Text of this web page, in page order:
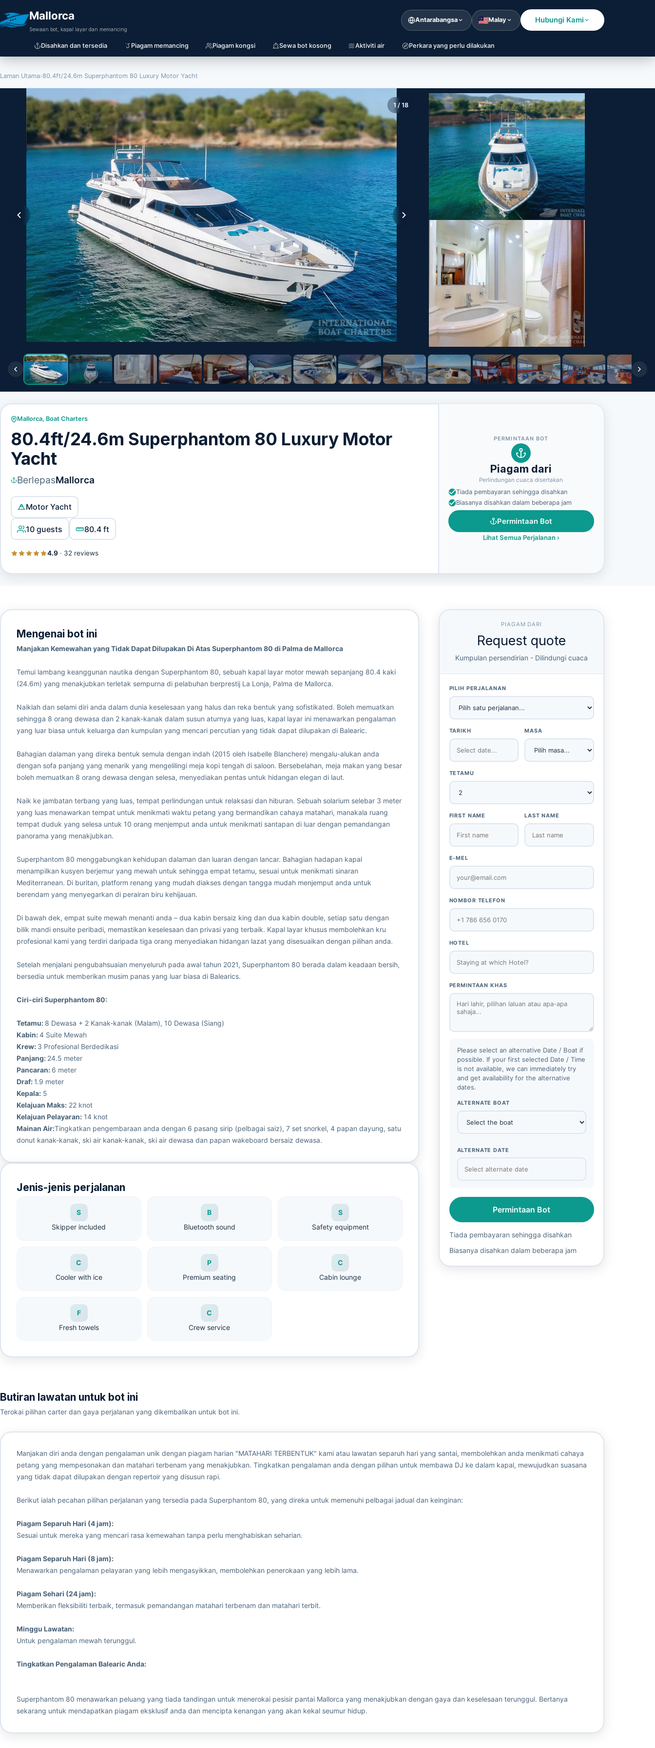
Mallorca
Sewaan bot, kapal layar dan memancing
Antarabangsa Malay Hubungi Kami
Disahkan dan tersedia Piagam memancing Piagam kongsi Sewa bot kosong Aktiviti air Perkara yang perlu dilakukan
Laman Utama›80.4ft/24.6m Superphantom 80 Luxury Motor Yacht
1 /18
Mallorca, Boat Charters
80.4ft/24.6m Superphantom 80 Luxury Motor
Yacht
BerlepasMallorca
Motor Yacht
10 guests 80.4 ft
4.9· 32 reviews
PERMINTAAN BOT
Piagam dari
Perlindungan cuaca disertakan
Tiada pembayaran sehingga disahkan
Biasanya disahkan dalam beberapa jam
Permintaan Bot
Lihat Semua Perjalanan›
Mengenai bot ini
Manjakan Kemewahan yang Tidak Dapat Dilupakan Di Atas Superphantom 80 di Palma de Mallorca
Temui lambang keanggunan nautika dengan Superphantom 80, sebuah kapal layar motor mewah sepanjang 80.4 kaki
(24.6m) yang menakjubkan terletak sempurna di pelabuhan berprestij La Lonja, Palma de Mallorca.
Naiklah dan selami diri anda dalam dunia keselesaan yang halus dan reka bentuk yang sofistikated. Boleh memuatkan
sehingga 8 orang dewasa dan 2 kanak-kanak dalam susun aturnya yang luas, kapal layar ini menawarkan pengalaman
yang luar biasa untuk keluarga dan kumpulan yang mencari percutian yang tidak dapat dilupakan di Balearic.
Bahagian dalaman yang direka bentuk semula dengan indah (2015 oleh Isabelle Blanchere) mengalu-alukan anda
dengan sofa panjang yang menarik yang mengelilingi meja kopi tengah di saloon. Bersebelahan, meja makan yang besar
boleh memuatkan 8 orang dewasa dengan selesa, menyediakan pentas untuk hidangan elegan di laut.
Naik ke jambatan terbang yang luas, tempat perlindungan untuk relaksasi dan hiburan. Sebuah solarium selebar 3 meter
yang luas menawarkan tempat untuk menikmati waktu petang yang bermandikan cahaya matahari, manakala ruang
tempat duduk yang selesa untuk 10 orang menjemput anda untuk menikmati santapan di luar dengan pemandangan
panorama yang menakjubkan.
Superphantom 80 menggabungkan kehidupan dalaman dan luaran dengan lancar. Bahagian hadapan kapal
menampilkan kusyen berjemur yang mewah untuk sehingga empat tetamu, sesuai untuk menikmati sinaran
Mediterranean. Di buritan, platform renang yang mudah diakses dengan tangga mudah menjemput anda untuk
berendam yang menyegarkan di perairan biru kehijauan.
Di bawah dek, empat suite mewah menanti anda – dua kabin bersaiz king dan dua kabin double, setiap satu dengan
bilik mandi ensuite peribadi, memastikan keselesaan dan privasi yang terbaik. Kapal layar khusus membolehkan kru
profesional kami yang terdiri daripada tiga orang menyediakan hidangan lazat yang disesuaikan dengan pilihan anda.
Setelah menjalani pengubahsuaian menyeluruh pada awal tahun 2021, Superphantom 80 berada dalam keadaan bersih,
bersedia untuk memberikan musim panas yang luar biasa di Balearics.
Ciri-ciri Superphantom 80:
Tetamu: 8 Dewasa + 2 Kanak-kanak (Malam), 10 Dewasa (Siang)
Kabin:4 Suite Mewah
Krew: 3 Profesional Berdedikasi
Panjang: 24.5 meter
Pancaran: 6 meter
Draf: 1.9 meter
Kepala:5
Kelajuan Maks:22 knot
Kelajuan Pelayaran:14 knot
Mainan Air:Tingkatkan pengembaraan anda dengan 6 pasang sirip (pelbagai saiz), 7 set snorkel, 4 papan dayung, satu
donut kanak-kanak, ski air kanak-kanak, ski air dewasa dan papan wakeboard bersaiz dewasa.
Jenis-jenis perjalanan
S
Skipper included
B
Bluetooth sound
S
Safety equipment
C
Cooler with ice
P
Premium seating
C
Cabin lounge
F
Fresh towels
C
Crew service
PIAGAM DARI
Request quote
Kumpulan persendirian - Dilindungi cuaca
PILIH PERJALANAN
TARIKH MASA
TETAMU
FIRST NAME LAST NAME
E-MEL
NOMBOR TELEFON
HOTEL
PERMINTAAN KHAS
Please select an alternative Date / Boat if
possible. If your first selected Date / Time
is not available, we can immediately try
and get availability for the alternative
dates.
ALTERNATE BOAT
ALTERNATE DATE
Permintaan Bot
Tiada pembayaran sehingga disahkan
Biasanya disahkan dalam beberapa jam
Butiran lawatan untuk bot ini
Terokai pilihan carter dan gaya perjalanan yang dikembalikan untuk bot ini.
Manjakan diri anda dengan pengalaman unik dengan piagam harian "MATAHARI TERBENTUK" kami atau lawatan separuh hari yang santai, membolehkan anda menikmati cahaya
petang yang mempesonakan dan matahari terbenam yang menakjubkan. Tingkatkan pengalaman anda dengan pilihan untuk membawa DJ ke dalam kapal, mewujudkan suasana
yang tidak dapat dilupakan dengan repertoir yang disusun rapi.
Berikut ialah pecahan pilihan perjalanan yang tersedia pada Superphantom 80, yang direka untuk memenuhi pelbagai jadual dan keinginan:
Piagam Separuh Hari (4 jam):
Sesuai untuk mereka yang mencari rasa kemewahan tanpa perlu menghabiskan seharian.
Piagam Separuh Hari (8 jam):
Menawarkan pengalaman pelayaran yang lebih mengasyikkan, membolehkan penerokaan yang lebih lama.
Piagam Sehari (24 jam):
Memberikan fleksibiliti terbaik, termasuk pemandangan matahari terbenam dan matahari terbit.
Minggu Lawatan:
Untuk pengalaman mewah terunggul.
Tingkatkan Pengalaman Balearic Anda:
Superphantom 80 menawarkan peluang yang tiada tandingan untuk menerokai pesisir pantai Mallorca yang menakjubkan dengan gaya dan keselesaan terunggul. Bertanya
sekarang untuk mendapatkan piagam eksklusif anda dan mencipta kenangan yang akan kekal seumur hidup.